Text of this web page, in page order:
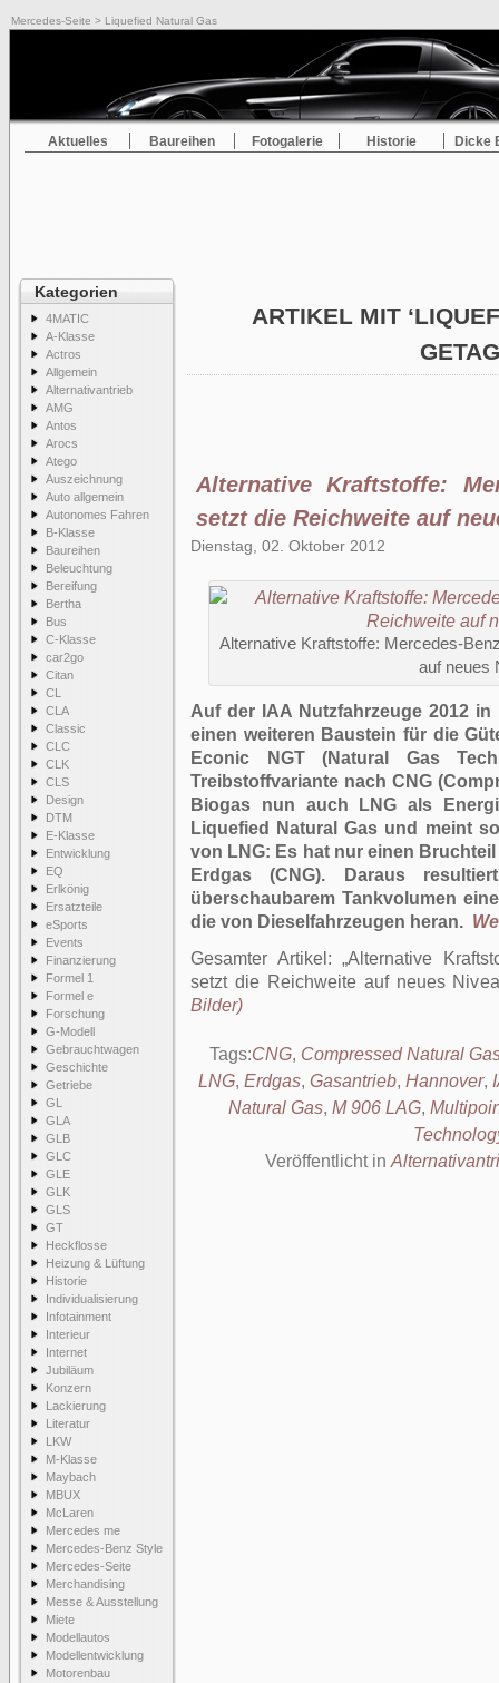
Mercedes-Seite > Liquefied Natural Gas
Aktuelles Baureihen Fotogalerie Historie Dicke
Kategorien
4MATIC
A-Klasse
Actros
Allgemein
Alternativantrieb
AMG
Antos
Arocs
Atego
Auszeichnung
Auto allgemein
Autonomes Fahren
B-Klasse
Baureihen
Beleuchtung
Bereifung
Bertha
Bus
C-Klasse
car2go
Citan
CL
CLA
Classic
CLC
CLK
CLS
Design
DTM
E-Klasse
Entwicklung
EQ
Erlkönig
Ersatzteile
eSports
Events
Finanzierung
Formel 1
Formel e
Forschung
G-Modell
Gebrauchtwagen
Geschichte
Getriebe
GL
GLA
GLB
GLC
GLE
GLK
GLS
GT
Heckflosse
Heizung & Lüftung
Historie
Individualisierung
Infotainment
Interieur
Internet
Jubiläum
Konzern
Lackierung
Literatur
LKW
M-Klasse
Maybach
MBUX
McLaren
Mercedes me
Mercedes-Benz Style
Mercedes-Seite
Merchandising
Messe & Ausstellung
Miete
Modellautos
Modellentwicklung
Motorenbau
ARTIKEL MIT
Alternative Kraftstoffe:
setzt die Reichweite auf
Dienstag, 02. Oktober 2012
Alternative Kraftstoffe: Mercedes-
auf neues
Auf der IAA Nutzfahrzeuge 2012
einen weiteren Baustein für die
Econic NGT (Natural Gas
Treibstoffvariante nach CNG
Biogas nun auch LNG als
Liquefied Natural Gas und meint
von LNG: Es hat nur einen
Erdgas (CNG). Daraus
überschaubarem Tankvolumen
die von Dieselfahrzeugen heran.
Gesamter Artikel:
Alternative
setzt die Reichweite auf neues
Bilder)
Tags:CNG, Compressed Natural
LNG, Erdgas, Gasantrieb, Hannover,
Natural Gas, M 906 LAG,
Veröffentlicht in